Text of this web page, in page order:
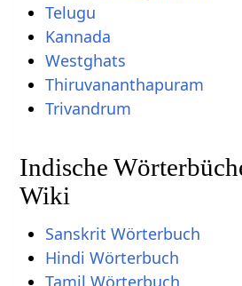
Telugu
Kannada
Westghats
Thiruvananthapuram
Trivandrum
Indische
Wiki
Sanskrit Wörterbuch
Hindi Wörterbuch
Tamil Wörterbuch